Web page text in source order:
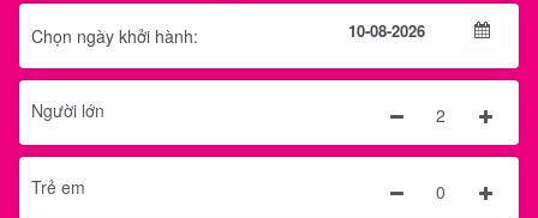
Chọn ngày khởi hành:
Người lớn 2
Trẻ em 0